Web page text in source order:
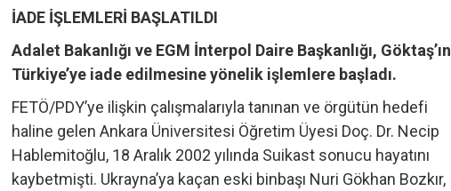
İADE İŞLEMLERİ BAŞLATILDI
Adalet Bakanlığı ve EGM İnterpol Daire Başkanlığı, Göktaş’ın
Türkiye’ye iade edilmesine yönelik işlemlere başladı.
FETÖ/PDY’ye ilişkin çalışmalarıyla tanınan ve örgütün hedefi
haline gelen Ankara Üniversitesi Öğretim Üyesi Doç. Dr. Necip
Hablemitoğlu, 18 Aralık 2002 yılında Suikast sonucu hayatını
kaybetmişti. Ukrayna’ya kaçan eski binbaşı Nuri Gökhan Bozkır,